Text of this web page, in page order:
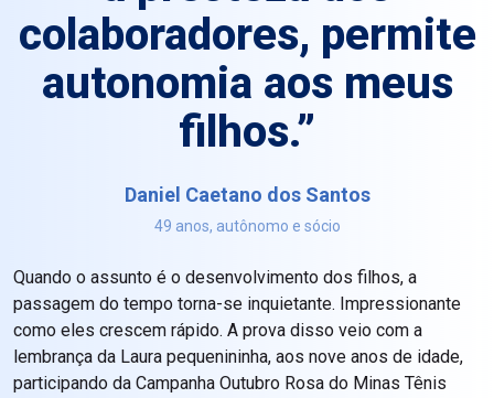
colaboradores, permite
autonomia aos meus
filhos.”
Daniel Caetano dos Santos
49 anos, autônomo e sócio
Quando o assunto é o desenvolvimento dos filhos, a
passagem do tempo torna-se inquietante. Impressionante
como eles crescem rápido. A prova disso veio com a
lembrança da Laura pequenininha, aos nove anos de idade,
participando da Campanha Outubro Rosa do Minas Tênis